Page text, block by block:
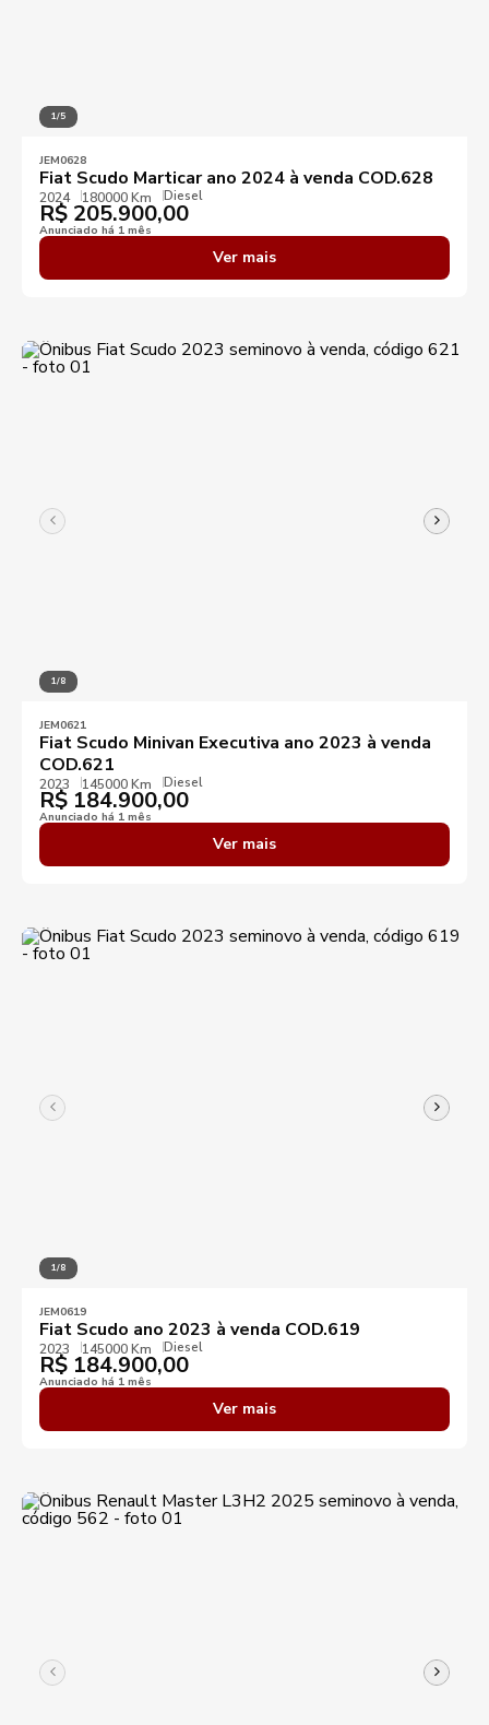
1/5
JEM0628
Fiat Scudo Marticar ano 2024 à venda COD.628
2024 180000 Km Diesel
R$ 205.900,00
Anunciado há 1 mês
Ver mais
1/8
JEM0621
Fiat Scudo Minivan Executiva ano 2023 à venda
COD.621
2023 145000 Km Diesel
R$ 184.900,00
Anunciado há 1 mês
Ver mais
1/8
JEM0619
Fiat Scudo ano 2023 à venda COD.619
2023 145000 Km Diesel
R$ 184.900,00
Anunciado há 1 mês
Ver mais